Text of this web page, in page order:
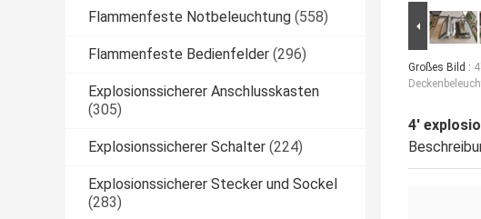
Flammenfeste Notbeleuchtung (558)
Flammenfeste Bedienfelder (296)
Explosionssicherer Anschlusskasten
(305)
Explosionssicherer Schalter (224)
Explosionssicherer Stecker und Sockel
(283)
Großes Bild :
4'